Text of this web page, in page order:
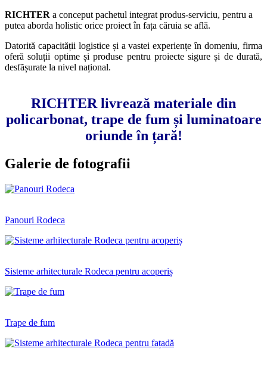
RICHTER a conceput pachetul integrat produs-serviciu, pentru a
putea aborda holistic orice proiect în fața căruia se află.
Datorită capacității logistice și a vastei experiențe în domeniu, firma
oferă soluții optime și produse pentru proiecte sigure și de durată,
desfășurate la nivel național.
RICHTER livrează materiale din
policarbonat, trape de fum și luminatoare
oriunde în țară!
Galerie de fotografii
Panouri Rodeca
Sisteme arhitecturale Rodeca pentru acoperiș
Trape de fum